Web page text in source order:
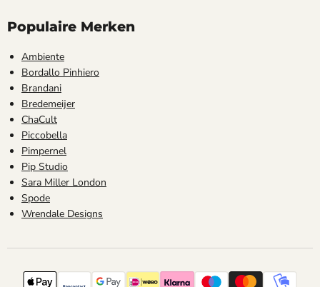
Populaire Merken
Ambiente
Bordallo Pinhiero
Brandani
Bredemeijer
ChaCult
Piccobella
Pimpernel
Pip Studio
Sara Miller London
Spode
Wrendale Designs